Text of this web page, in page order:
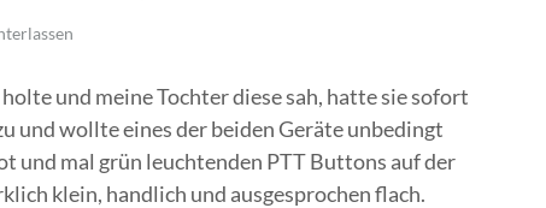
und meine Tochter diese sah, hatte sie sofort
und wollte eines der beiden Geräte unbedingt
und mal grün leuchtenden PTT Buttons auf der
klein, handlich und ausgesprochen flach.